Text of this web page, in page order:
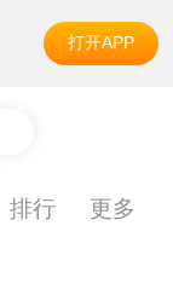
打开APP
排行 更多